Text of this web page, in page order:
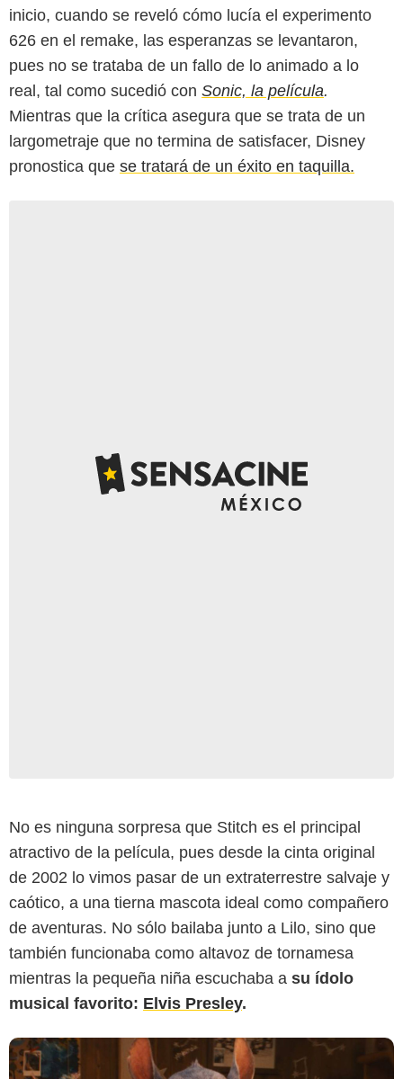
inicio, cuando se reveló cómo lucía el experimento
626 en el remake, las esperanzas se levantaron,
pues no se trataba de un fallo de lo animado a lo
real, tal como sucedió con Sonic, la película.
Mientras que la crítica asegura que se trata de un
largometraje que no termina de satisfacer, Disney
pronostica que se tratará de un éxito en taquilla.
No es ninguna sorpresa que Stitch es el principal
atractivo de la película, pues desde la cinta original
de 2002 lo vimos pasar de un extraterrestre salvaje y
caótico, a una tierna mascota ideal como compañero
de aventuras. No sólo bailaba junto a Lilo, sino que
también funcionaba como altavoz de tornamesa
mientras la pequeña niña escuchaba a su ídolo
musical favorito: Elvis Presley.
Disney